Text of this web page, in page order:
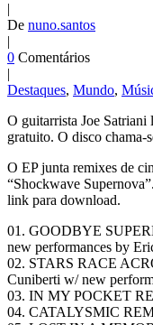
|
De nuno.santos
|
0 Comentários
|
Destaques, Mundo,
O guitarrista Joe Satriani
gratuito. O disco chama-
O EP junta remixes de
“Shockwave
link para download.
01. GOODBYE
new performances by
02. STARS RACE
Cuniberti w/ new
03. IN MY POCKET
04. CATALYSMIC